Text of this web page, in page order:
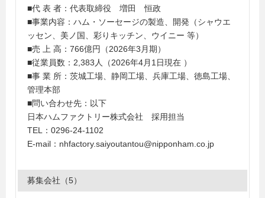
■代 表 者：代表取締役 増田 恒政
■事業内容：ハム・ソーセージの製造、開発（シャウエ
ッセン、美ノ国、彩りキッチン、ウイニー 等）
■売 上 高：766億円（2026年3月期）
■従業員数：2,383人（2026年4月1日現在 ）
■事 業 所：茨城工場、静岡工場、兵庫工場、徳島工場、
管理本部
■問い合わせ先：以下
日本ハムファクトリー株式会社 採用担当
TEL：0296-24-1102
E-mail：nhfactory.saiyoutantou@nipponham.co.jp
募集会社（5）